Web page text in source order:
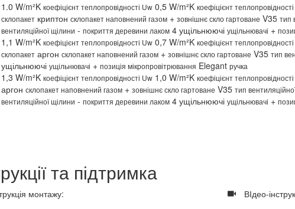
1.0 W/m²K коефіцієнт теплопровідності Uw 0,5 W/m²K коефіцієнт
склопакет криптон склопакет наповнений газом + зовнішнє скло гартоване V35 тип
вентиляційної щілини - покриття деревини лаком 4 ущільнюючі ущільнювачі +
1,1 W/m²K коефіцієнт теплопровідності Uw 0,7 W/m²K коефіцієнт
склопакет аргон склопакет наповнений газом + зовнішнє скло гартоване V35 тип
ущільнюючі ущільнювачі + позиція мікропровітрювання Elegant ручка
1,3 W/m²K коефіцієнт теплопровідності Uw 1,0 W/m²K коефіцієнт
аргон склопакет наповнений газом + зовнішнє скло гартоване V35 тип
вентиляційної щілини - покриття деревини лаком 4 ущільнюючі ущільнювачі +
та підтримка
монтажу:
ВІдео-